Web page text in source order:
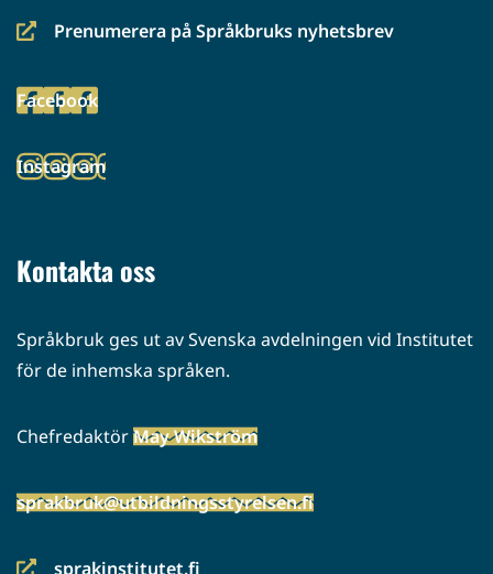
Prenumerera på Språkbruks nyhetsbrev
(siirryt
palveluun)
Facebook
(siirryt
palveluun)
Instagram
(siirryt
Kontakta oss
Språkbruk ges ut av Svenska avdelningen vid Institutet
för de inhemska språken.
ChefredaktörMay Wikström
sprakbruk@utbildningsstyrelsen.fi
sprakinstitutet.fi